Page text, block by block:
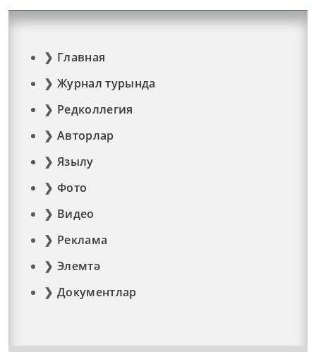
Главная
Журнал турында
Редколлегия
Авторлар
Язылу
Фото
Видео
Реклама
Элемтә
Документлар